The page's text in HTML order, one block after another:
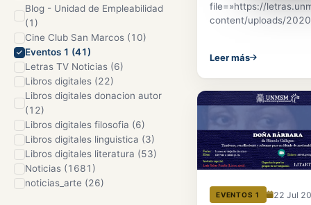
Blog - Unidad de Empleabilidad
(1)
Cine Club San Marcos (10)
Eventos 1 (41)
Letras TV Noticias (6)
Libros digitales (22)
Libros digitales donacion autor
(12)
Libros digitales filosofia (6)
Libros digitales linguistica (3)
Libros digitales literatura (53)
Noticias (1681)
noticias_arte (26)
file=»https://
content/uploads/
Leer más
EVENTOS 1 22 Jul